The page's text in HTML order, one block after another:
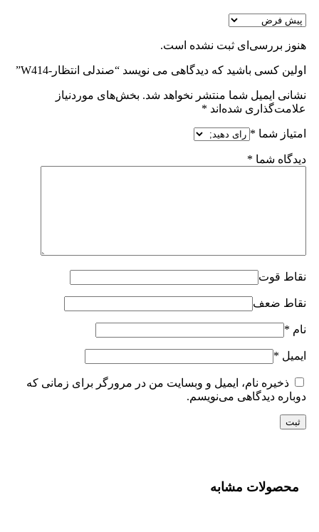
هنوز بررسی‌ای ثبت نشده است.
اولین کسی باشید که دیدگاهی می نویسد “صندلی انتظار-W414”
نشانی ایمیل شما منتشر نخواهد شد. بخش‌های موردنیاز
علامت‌گذاری شده‌اند *
امتیاز شما *
دیدگاه شما *
نقاط قوت
نقاط ضعف
نام *
ایمیل *
ذخیره نام، ایمیل و وبسایت من در مرورگر برای زمانی که
دوباره دیدگاهی می‌نویسم.
محصولات مشابه